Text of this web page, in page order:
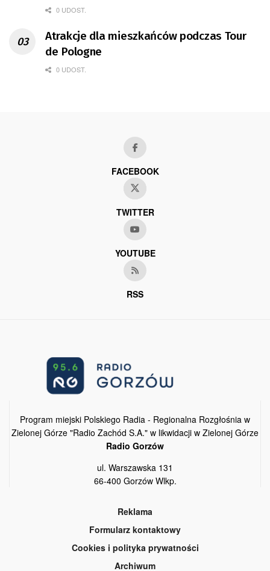
0 UDOST.
Atrakcje dla mieszkańców podczas Tour
de Pologne
0 UDOST.
FACEBOOK
TWITTER
YOUTUBE
RSS
Program miejski Polskiego Radia - Regionalna Rozgłośnia w
Zielonej Górze "Radio Zachód S.A." w likwidacji w Zielonej Górze
Radio Gorzów
ul. Warszawska 131
66-400 Gorzów Wlkp.
Reklama
Formularz kontaktowy
Cookies i polityka prywatności
Archiwum